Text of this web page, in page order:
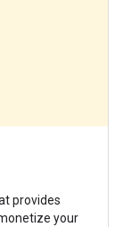
provides
your